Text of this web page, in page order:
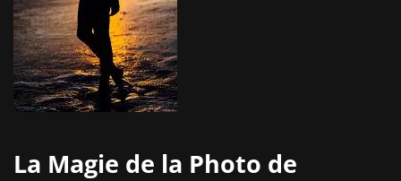
La Magie de la Photo de